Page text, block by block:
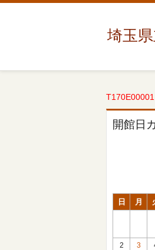
埼玉
開館日
日 月
2
3